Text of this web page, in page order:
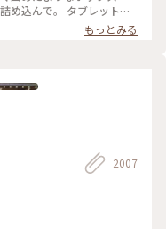
タブレットも
桜を覗くような和を感じ
使用し、 一枚ずつ違う
レート #お取り寄せ #手み
もっとみる
2007